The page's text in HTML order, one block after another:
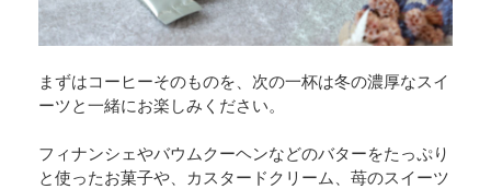
まずはコーヒーそのものを、次の一杯は冬の濃厚なスイ
ーツと一緒にお楽しみください。
フィナンシェやバウムクーヘンなどのバターをたっぷり
と使ったお菓子や、カスタードクリーム、苺のスイーツ